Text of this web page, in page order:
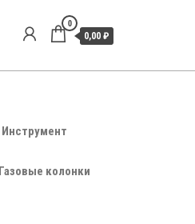
0
0,00 ₽
Инструмент
колонки